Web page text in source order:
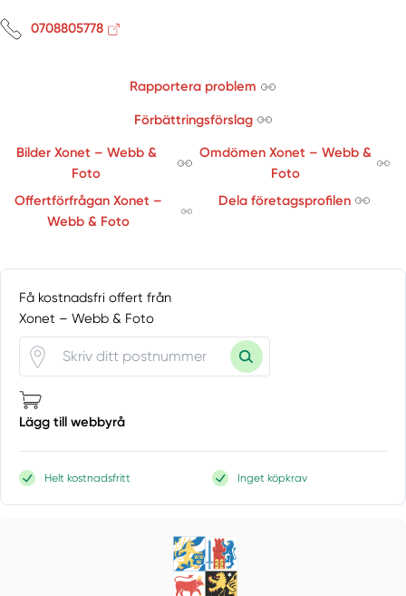
0708805778
Rapportera problem
Förbättringsförslag
Bilder Xonet – Webb &
Foto
Omdömen Xonet – Webb &
Foto
Offertförfrågan Xonet –
Webb & Foto
Dela företagsprofilen
Få kostnadsfri offert från
Xonet – Webb & Foto
Lägg till webbyrå
Helt kostnadsfritt Inget köpkrav